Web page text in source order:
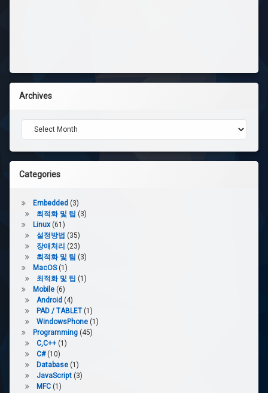
Archives
Archives
Categories
Embedded(3)
최적화 및 팁 (3)
Linux(61)
설정방법 (35)
장애처리 (23)
최적화 및 팀 (3)
MacOS(1)
최적화 및 팁 (1)
Mobile(6)
Android(4)
PAD / TABLET(1)
WindowsPhone(1)
Programming(45)
C,C++(1)
C#(10)
Database(1)
JavaScript(3)
MFC(1)